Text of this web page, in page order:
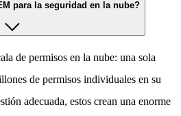
para la seguridad en la nube?
de permisos en la nube: una sola
de permisos individuales en su
adecuada, estos crean una enorme